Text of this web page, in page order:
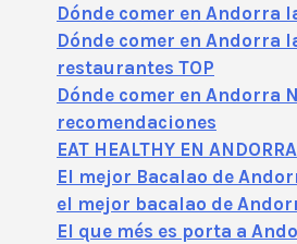
Dónde comer en Andorra
Dónde comer en Andorra
restaurantes TOP
Dónde comer en Andorra
recomendaciones
EAT HEALTHY EN ANDORRA
El mejor Bacalao de
el mejor bacalao de
El que més es porta a